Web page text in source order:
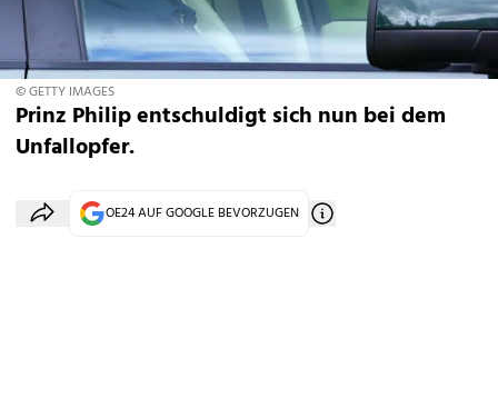
© GETTY IMAGES
Prinz Philip entschuldigt sich nun bei dem
Unfallopfer.
OE24 AUF GOOGLE BEVORZUGEN